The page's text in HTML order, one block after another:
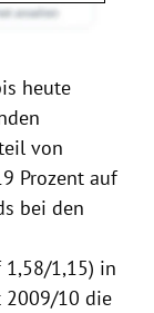
heute
von
Prozent auf
bei den
1,15) in
2009/10 die